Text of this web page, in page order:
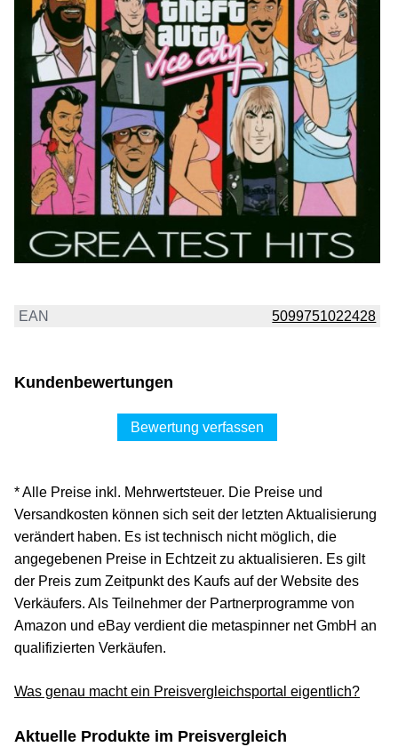
EAN 5099751022428
Kundenbewertungen
Bewertung verfassen
* Alle Preise inkl. Mehrwertsteuer. Die Preise und
Versandkosten können sich seit der letzten Aktualisierung
verändert haben. Es ist technisch nicht möglich, die
angegebenen Preise in Echtzeit zu aktualisieren. Es gilt
der Preis zum Zeitpunkt des Kaufs auf der Website des
Verkäufers. Als Teilnehmer der Partnerprogramme von
Amazon und eBay verdient die metaspinner net GmbH an
qualifizierten Verkäufen.
Was genau macht ein Preisvergleichsportal eigentlich?
Aktuelle Produkte im Preisvergleich